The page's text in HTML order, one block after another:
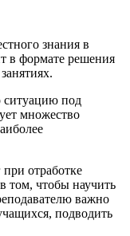
знания в
в формате решения
ситуацию под
множество
отработке
том, чтобы научить
важно
подводить